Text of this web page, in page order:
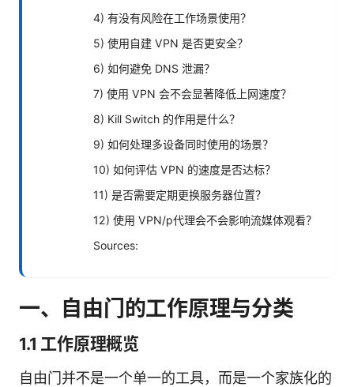
4) 有没有风险在工作场景使用？
5) 使用自建 VPN 是否更安全？
6) 如何避免 DNS 泄漏？
7) 使用 VPN 会不会显著降低上网速度？
8) Kill Switch 的作用是什么？
9) 如何处理多设备同时使用的场景？
10) 如何评估 VPN 的速度是否达标？
11) 是否需要定期更换服务器位置？
12) 使用 VPN/p代理会不会影响流媒体观看？
Sources:
一、自由门的工作原理与分类
1.1 工作原理概览
自由门并不是一个单一的工具，而是一个家族化的